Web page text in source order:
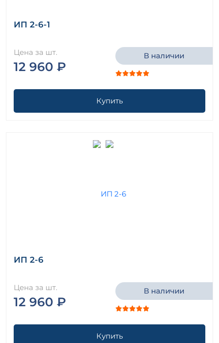
ИП 2-6-1
Цена за шт.
12 960 ₽
В наличии
Купить
ИП 2-6
Цена за шт.
12 960 ₽
В наличии
Купить